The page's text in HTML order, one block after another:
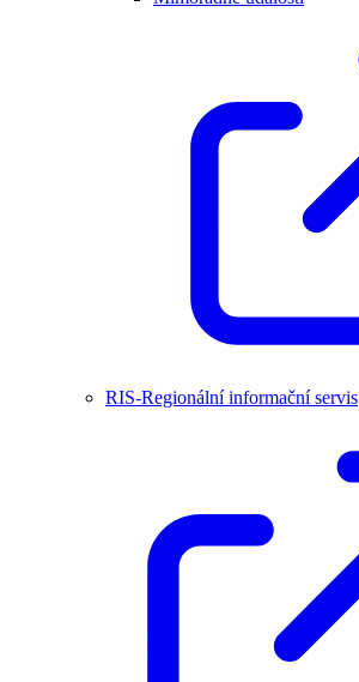
RIS-Regionální informační servis